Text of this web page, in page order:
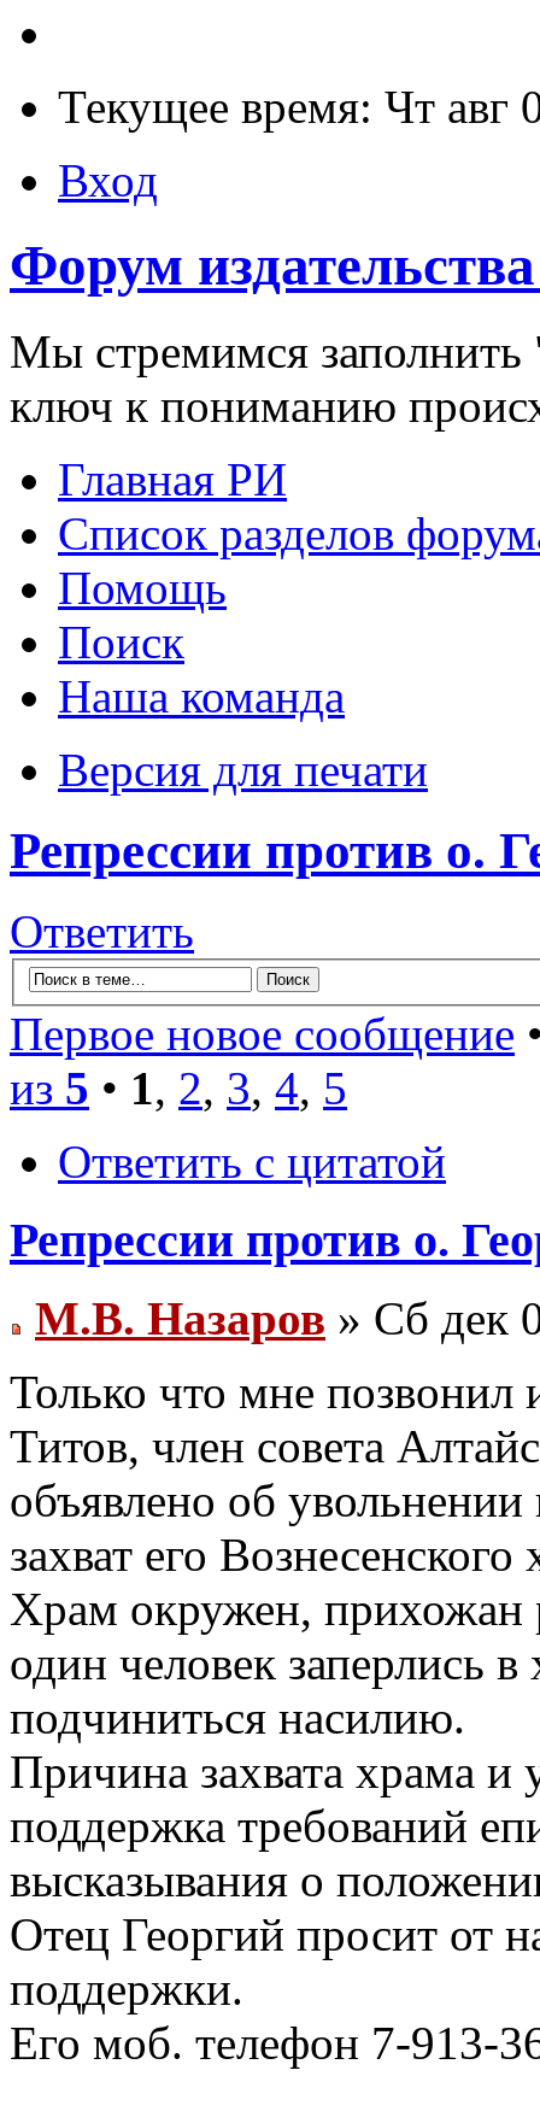
Текущее время: Чт авг
Вход
Форум
Мы стремимся заполнить
ключ к пониманию
Главная РИ
Список разделов
Помощь
Поиск
Наша команда
Версия для печати
Репрессии против о.
Ответить
Первое новое сообщение
из 5 • 1, 2, 3, 4, 5
Ответить с цитатой
Репрессии против о.
М.В. Назаров » Сб дек
Только что мне позвонил
Титов, член совета
объявлено об
захват его
Храм окружен, прихожан
один человек заперлись
подчиниться насилию.
Причина захвата храма и
поддержка требований
высказывания о
Отец Георгий просит от
поддержки.
Его моб. телефон 7-913-